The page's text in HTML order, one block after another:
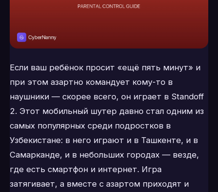
Если ваш ребёнок просит «ещё пять минут» и
при этом азартно командует кому-то в
наушники — скорее всего, он играет в Standoff
2. Этот мобильный шутер давно стал одним из
самых популярных среди подростков в
Узбекистане: в него играют и в Ташкенте, и в
Самарканде, и в небольших городах — везде,
где есть смартфон и интернет. Игра
затягивает, а вместе с азартом приходят и